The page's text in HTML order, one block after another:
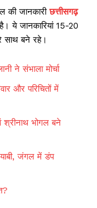
की जानकारीछत्तीसगढ़
ये जानकारियां 15-20
साथ बने रहे।
ने संभाला मोर्चा
और परिचितों में
श्रीनाथ भोगल बने
जंगल में डंप